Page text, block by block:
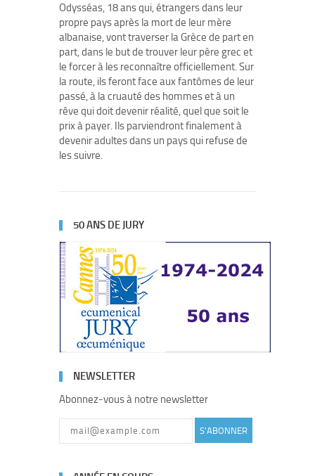
Odysséas, 18 ans qui, étrangers dans leur
propre pays après la mort de leur mère
albanaise, vont traverser la Grèce de part en
part, dans le but de trouver leur père grec et
le forcer à les reconnaître officiellement. Sur
la route, ils feront face aux fantômes de leur
passé, à la cruauté des hommes et à un
rêve qui doit devenir réalité, quel que soit le
prix à payer. Ils parviendront finalement à
devenir adultes dans un pays qui refuse de
les suivre.
50 ANS DE JURY
NEWSLETTER
Abonnez-vous à notre newsletter
S'ABONNER